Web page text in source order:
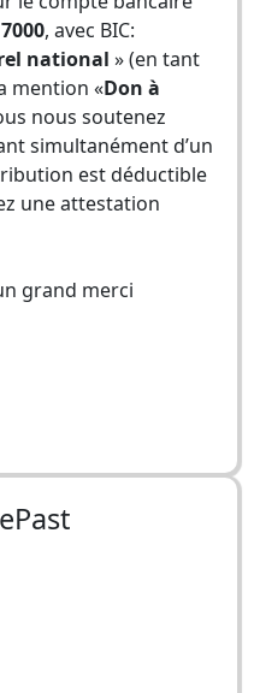
, avec BIC:
national » (en tant
mention «Don à
nous soutenez
simultanément d’un
est déductible
une attestation
grand merci